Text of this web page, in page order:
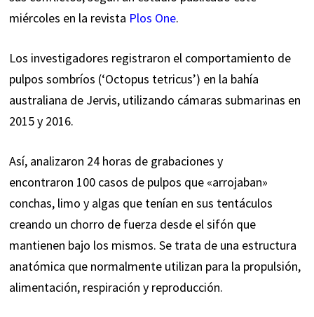
miércoles en la revista Plos One.
Los investigadores registraron el comportamiento de
pulpos sombríos (‘Octopus tetricus’) en la bahía
australiana de Jervis, utilizando cámaras submarinas en
2015 y 2016.
Así, analizaron 24 horas de grabaciones y
encontraron 100 casos de pulpos que «arrojaban»
conchas, limo y algas que tenían en sus tentáculos
creando un chorro de fuerza desde el sifón que
mantienen bajo los mismos. Se trata de una estructura
anatómica que normalmente utilizan para la propulsión,
alimentación, respiración y reproducción.